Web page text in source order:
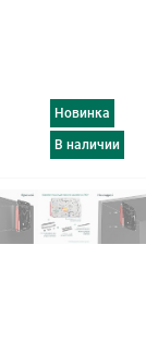
Новинка
в наличии